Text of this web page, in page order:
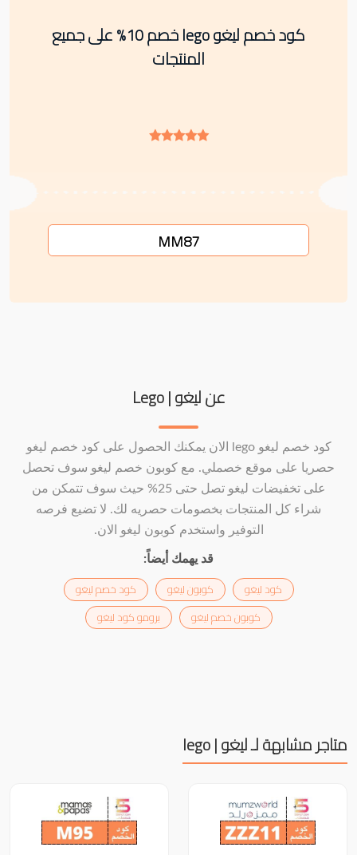
كود خصم ليغو lego خصم 10% على جميع
المنتجات
MM87
عن ليغو | Lego
كود خصم ليغو lego الان يمكنك الحصول على كود خصم ليغو
حصريا على موقع خصملي. مع كوبون خصم ليغو سوف تحصل
على تخفيضات ليغو تصل حتى 25% حيث سوف تتمكن من
شراء كل المنتجات بخصومات حصريه لك. لا تضيع فرصه
التوفير واستخدم كوبون ليغو الان.
قد يهمك أيضاً:
كود ليغو كوبون ليغو
كود خصم ليغو
كوبون خصم ليغو
برومو كود ليغو
متاجر مشابهة لـ ليغو | lego